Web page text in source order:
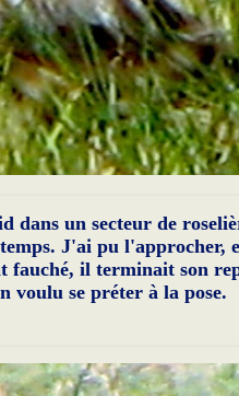
un secteur de
J'ai pu l'approcher,
fauché, il terminait son
voulu se préter à la pose.